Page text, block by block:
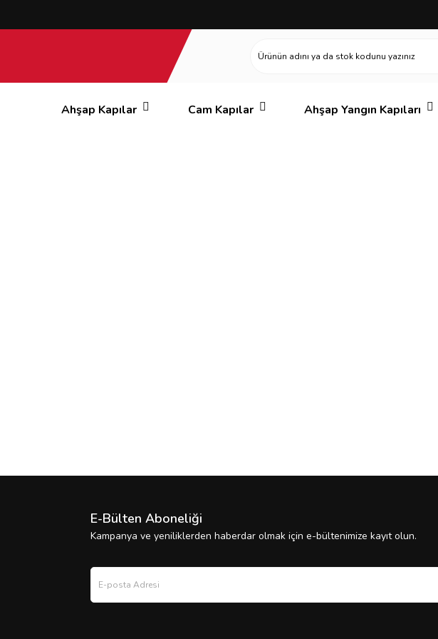
Ahşap Kapılar Cam Kapılar Ahşap Yangın Kapıları
E-Bülten Aboneliği
Kampanya ve yeniliklerden haberdar olmak için e-bültenimize kayıt olun.